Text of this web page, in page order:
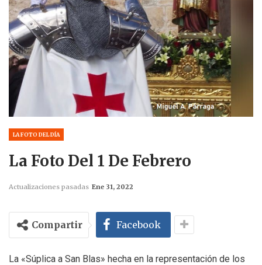
LA FOTO DEL DÍA
La Foto Del 1 De Febrero
Actualizaciones pasadas Ene 31, 2022
Compartir Facebook
La «Súplica a San Blas» hecha en la representación de los